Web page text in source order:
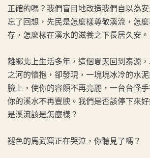
正確的嗎？我們盲目地改造我們自以為
忘了回想，先民是怎麼樣尊敬溪流，怎
存，怎麼樣在溪水的滋養之下長居久安。
離鄉北上生活多年，這個夏天回到泰源
之河的懷抱，卻發現，一塊塊冰冷的水
臉上，使你的容顏不再亮麗，一台台怪
你的溪水不再豐腴。我們是否該停下來
是溪流該是怎麼樣？
褪色的馬武窟正在哭泣，你聽見了嗎？